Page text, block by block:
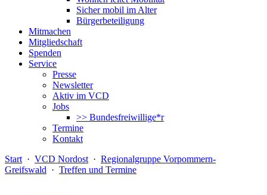
Sicher mobil im Alter
Bürgerbeteiligung
Mitmachen
Mitgliedschaft
Spenden
Service
Presse
Newsletter
Aktiv im VCD
Jobs
>> Bundesfreiwillige*r
Termine
Kontakt
Start · VCD Nordost · Regionalgruppe Vorpommern-
Greifswald · Treffen und Termine